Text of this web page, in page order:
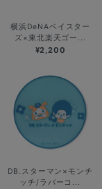
横浜DeNAベイスター
ズ×東北楽天ゴー...
¥2,200
DB.スターマン×モンチ
ッチ/ラバーコ...